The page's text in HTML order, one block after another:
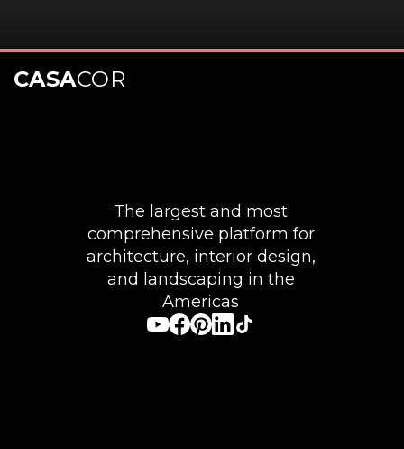
Opening
The largest and most
comprehensive platform for
architecture, interior design,
and landscaping in the
Americas
CASACOR